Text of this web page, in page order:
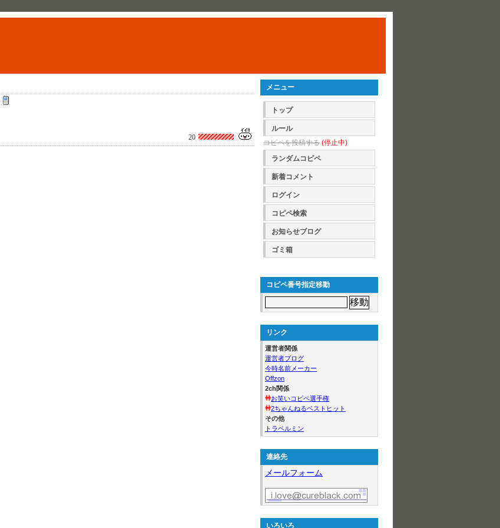
20
メニュー
トップ
ルール
コピペを投稿する (停止中)
ランダムコピペ
新着コメント
ログイン
コピペ検索
お知らせブログ
ゴミ箱
コピペ番号指定移動
リンク
運営者関係
運営者ブログ
今時名前メーカー
Offzon
2ch関係
お笑いコピペ選手権
2ちゃんねるベストヒット
その他
トラベルミン
連絡先
メールフォーム
いろいろ